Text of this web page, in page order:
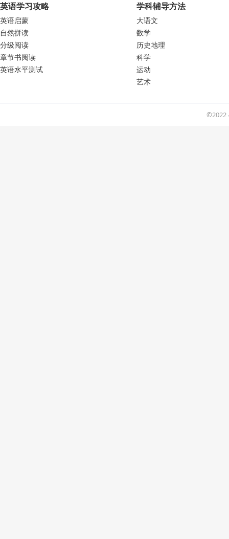
英语学习攻略
英语启蒙
自然拼读
分级阅读
章节书阅读
英语水平测试
学科辅导方法
大语文
数学
历史地理
科学
运动
艺术
©2022